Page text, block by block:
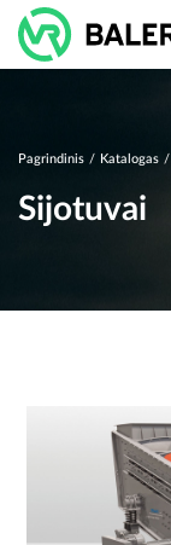
Skip
content
Pagrindinis / Katalogas /
Sijotuvai